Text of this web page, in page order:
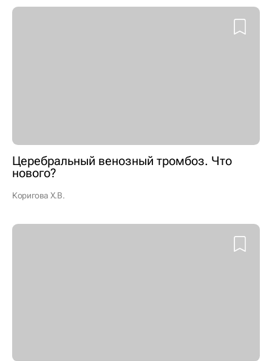
Церебральный венозный тромбоз. Что
нового?
Коригова Х.В.